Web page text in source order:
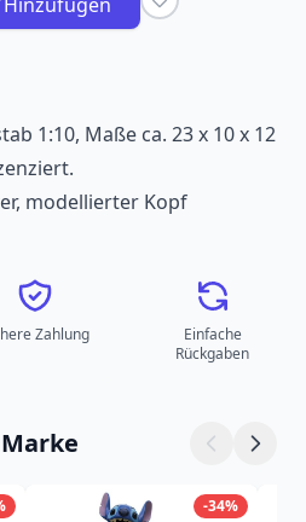
1:10, Maße ca. 23 x 10 x 12
modellierter Kopf
Zahlung
Einfache
Rückgaben
-34%